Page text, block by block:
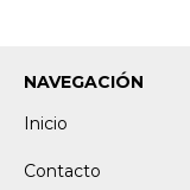
NAVEGACIÓN
Inicio
Contacto